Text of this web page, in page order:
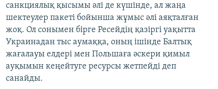
санкциялық қысымы әлі де күшінде, ал жаңа
шектеулер пакеті бойынша жұмыс әлі аяқталған
жоқ. Ол сонымен бірге Ресейдің қазіргі уақытта
Украинадан тыс аумаққа, оның ішінде Балтық
жағалауы елдері мен Польшаға әскери қимыл
ауқымын кеңейтуге ресурсы жетпейді деп
санайды.